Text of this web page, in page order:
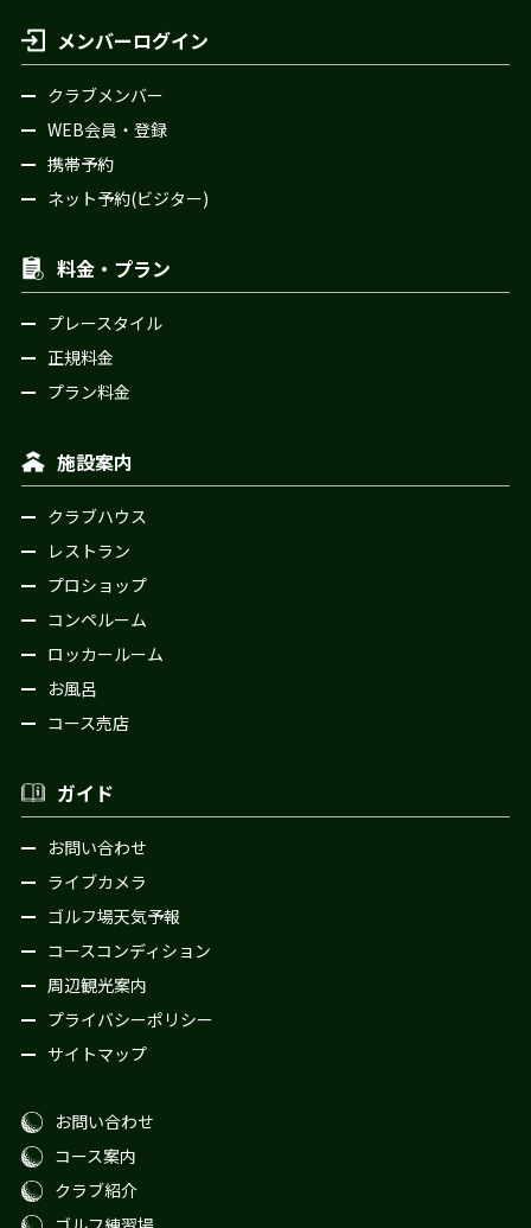
メンバーログイン
クラブメンバー
WEB会員・登録
携帯予約
ネット予約(ビジター)
料金・プラン
プレースタイル
正規料金
プラン料金
施設案内
クラブハウス
レストラン
プロショップ
コンペルーム
ロッカールーム
お風呂
コース売店
ガイド
お問い合わせ
ライブカメラ
ゴルフ場天気予報
コースコンディション
周辺観光案内
プライバシーポリシー
サイトマップ
お問い合わせ
コース案内
クラブ紹介